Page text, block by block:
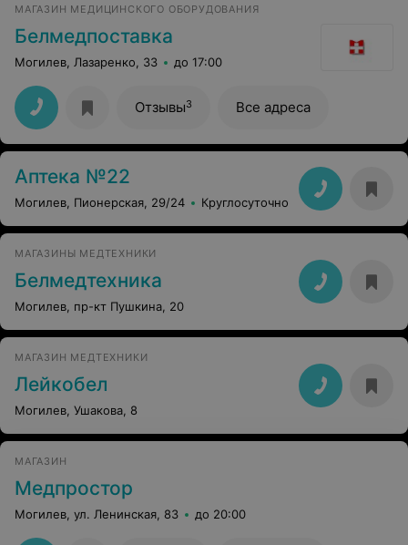
МАГАЗИН МЕДИЦИНСКОГО ОБОРУДОВАНИЯ
Белмедпоставка
Могилев, Лазаренко, 33 до 17:00
Отзывы3 Все адреса
Аптека №22
Могилев, Пионерская, 29/24 Круглосуточно
МАГАЗИНЫ МЕДТЕХНИКИ
Белмедтехника
Могилев, пр-кт Пушкина, 20
МАГАЗИН МЕДТЕХНИКИ
Лейкобел
Могилев, Ушакова, 8
МАГАЗИН
Медпростор
Могилев, ул. Ленинская, 83 до 20:00